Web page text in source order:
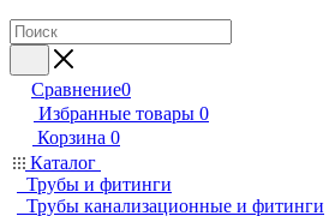
Сравнение0
Избранные товары 0
Корзина 0
Каталог
Трубы и фитинги
Трубы канализационные и фитинги